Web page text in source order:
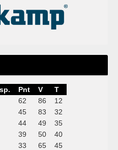
Pnt V
T
62 86
12
45 83
32
44 49
35
39 50
40
33 65
45